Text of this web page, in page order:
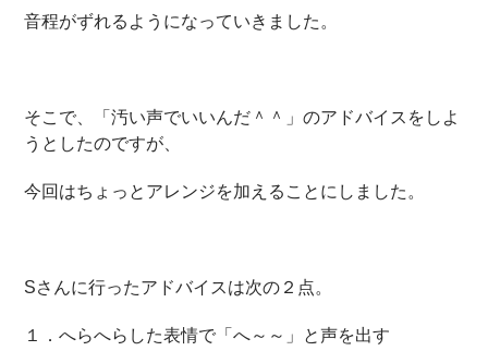
音程がずれるようになっていきました。
そこで、「汚い声でいいんだ＾＾」のアドバイスをしよ
うとしたのですが、
今回はちょっとアレンジを加えることにしました。
Sさんに行ったアドバイスは次の２点。
１．へらへらした表情で「へ～～」と声を出す